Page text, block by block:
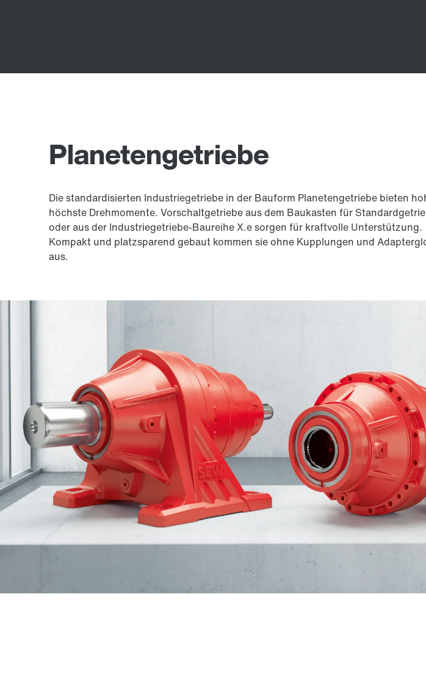
Planetengetriebe
Die standardisierten Industriegetriebe in der Bauform Planetengetriebe bieten
höchste Drehmomente. Vorschaltgetriebe aus dem Baukasten für
oder aus der Industriegetriebe-Baureihe X.e sorgen für kraftvolle Unterstützung.
Kompakt und platzsparend gebaut kommen sie ohne Kupplungen und
aus.